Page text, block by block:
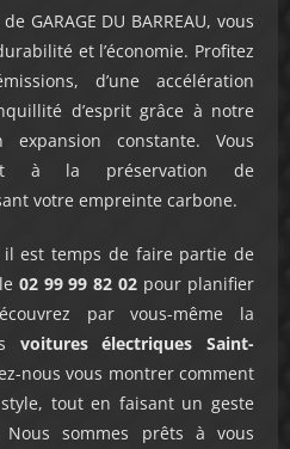
GARAGE DU BARREAU, vous
et l’économie. Profitez
d’une accélération
d’esprit grâce à notre
constante. Vous
à la préservation de
votre empreinte carbone.
il est temps de faire partie de
02 99 99 82 02 pour planifier
par vous-même la
voitures électriques Saint-
nous vous montrer comment
tout en faisant un geste
sommes prêts à vous